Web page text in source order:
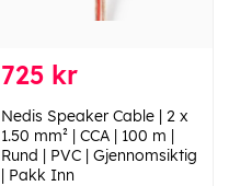
725 kr
Nedis Speaker Cable | 2 x
1.50 mm² | CCA | 100 m |
Rund | PVC | Gjennomsiktig
| Pakk Inn